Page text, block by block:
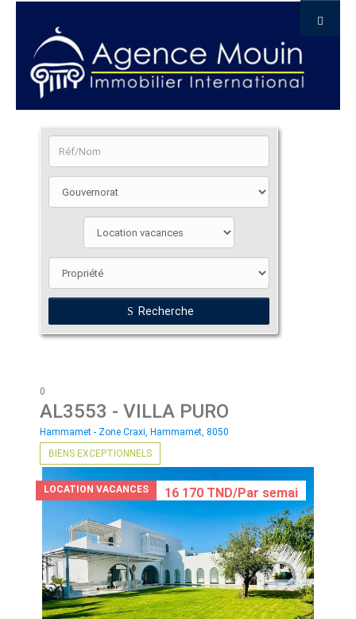
Recherche
0
AL3553 - VILLA PURO
Hammamet - Zone Craxi, Hammamet, 8050
BIENS EXCEPTIONNELS
LOCATION VACANCES 16 170 TND/Par semai